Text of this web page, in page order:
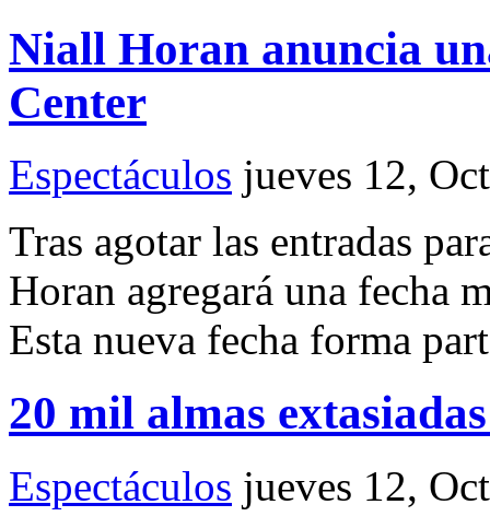
Niall Horan anuncia
Center
Espectáculos jueves 12,
Tras agotar las entradas
Horan agregará una fecha
Esta nueva fecha forma
20 mil almas
Espectáculos jueves 12,